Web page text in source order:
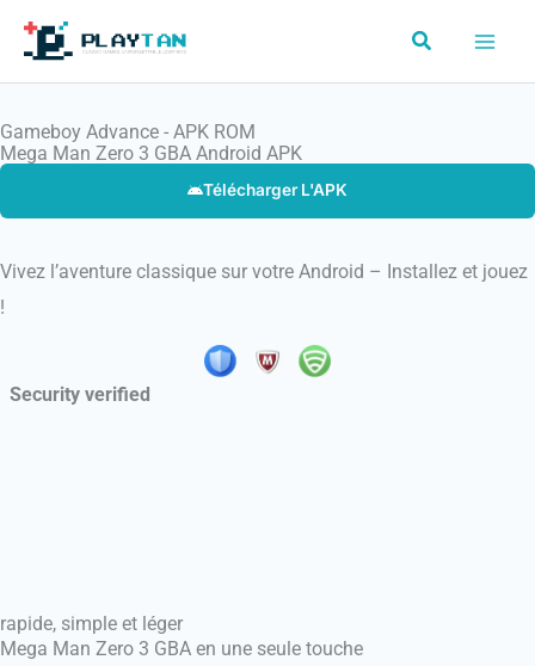
Aller
contenu
Rechercher
Gameboy Advance - APK ROM
Mega Man Zero 3 GBA Android APK
Télécharger L'APK
Vivez l’aventure classique sur votre Android – Installez et jouez
!
Security verified
rapide, simple et léger
Mega Man Zero 3 GBA en une seule touche